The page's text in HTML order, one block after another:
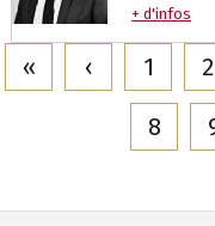
+ d'infos
« ‹ 1 2
8